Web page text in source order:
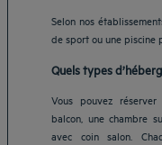
Selon nos
de sport ou une piscine
Quels types
Vous pouvez
balcon, une chambre
avec coin salon.